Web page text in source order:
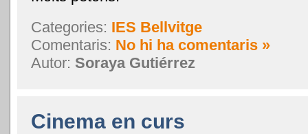
Categories: IES Bellvitge
Comentaris: No hi ha comentaris »
Autor: Soraya Gutiérrez
Cinema en curs